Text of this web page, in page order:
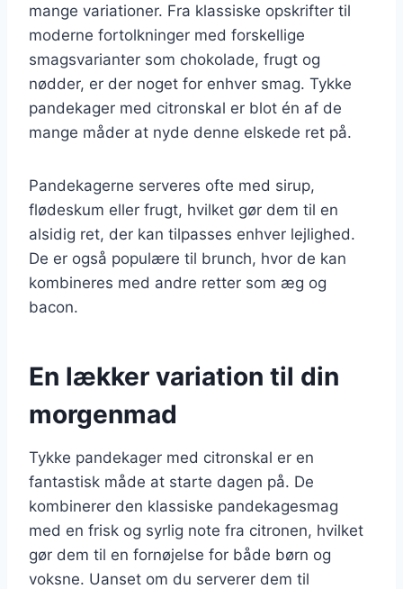
mange variationer. Fra klassiske opskrifter til
moderne fortolkninger med forskellige
smagsvarianter som chokolade, frugt og
nødder, er der noget for enhver smag. Tykke
pandekager med citronskal er blot én af de
mange måder at nyde denne elskede ret på.
Pandekagerne serveres ofte med sirup,
flødeskum eller frugt, hvilket gør dem til en
alsidig ret, der kan tilpasses enhver lejlighed.
De er også populære til brunch, hvor de kan
kombineres med andre retter som æg og
bacon.
En lækker variation til din
morgenmad
Tykke pandekager med citronskal er en
fantastisk måde at starte dagen på. De
kombinerer den klassiske pandekagesmag
med en frisk og syrlig note fra citronen, hvilket
gør dem til en fornøjelse for både børn og
voksne. Uanset om du serverer dem til